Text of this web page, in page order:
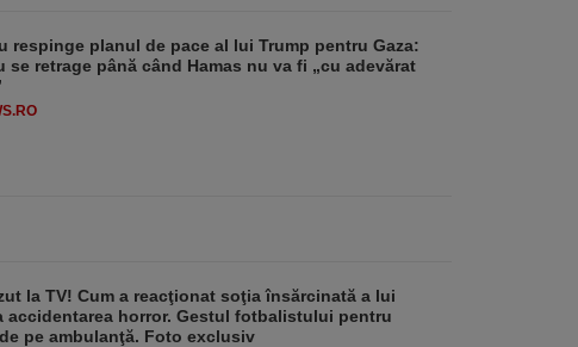
respinge planul de pace al lui Trump pentru Gaza:
se retrage până când Hamas nu va fi „cu adevărat
la TV! Cum a reacţionat soţia însărcinată a lui
accidentarea horror. Gestul fotbalistului pentru
pe ambulanţă. Foto exclusiv